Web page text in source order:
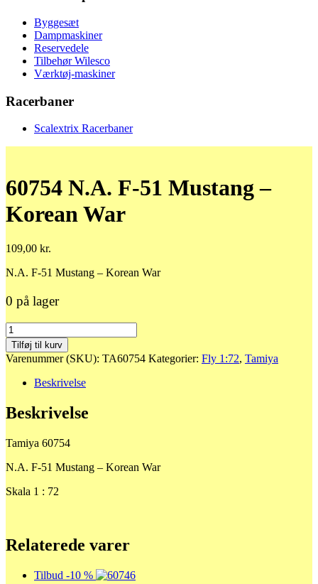
Byggesæt
Dampmaskiner
Reservedele
Tilbehør Wilesco
Værktøj-maskiner
Racerbaner
Scalextrix Racerbaner
60754 N.A. F-51 Mustang –
Korean War
109,00 kr.
N.A. F-51 Mustang – Korean War
0 på lager
60754
N.A.
F-
51
Mustang
Korean
War
Tilføj til kurv
Varenummer (SKU): TA60754 Kategorier: Fly 1:72, Tamiya
Beskrivelse
Beskrivelse
Tamiya 60754
N.A. F-51 Mustang – Korean War
Skala 1 : 72
Relaterede varer
Tilbud -10 %